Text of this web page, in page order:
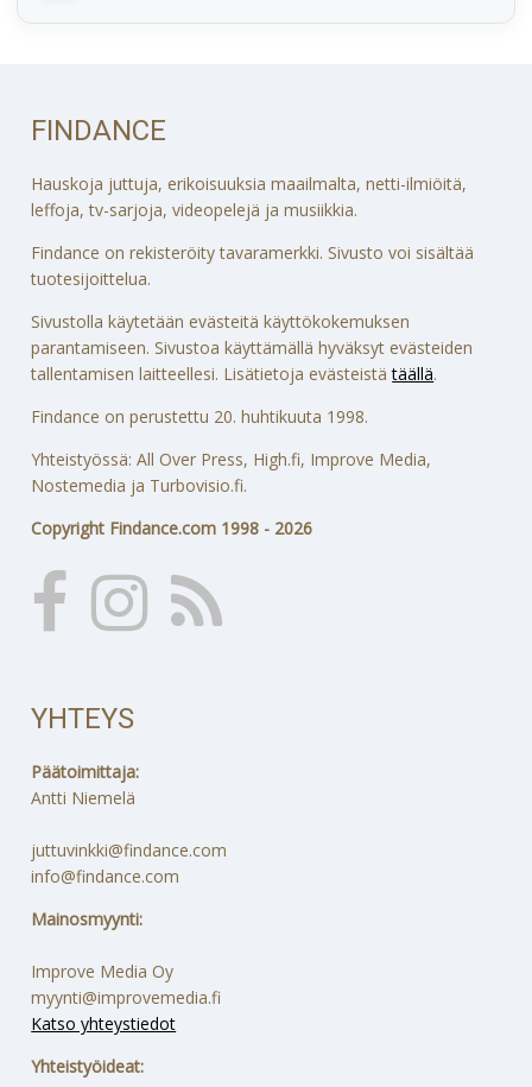
FINDANCE
Hauskoja juttuja, erikoisuuksia maailmalta, netti-ilmiöitä,
leffoja, tv-sarjoja, videopelejä ja musiikkia.
Findance on rekisteröity tavaramerkki. Sivusto voi sisältää
tuotesijoittelua.
Sivustolla käytetään evästeitä käyttökokemuksen
parantamiseen. Sivustoa käyttämällä hyväksyt evästeiden
tallentamisen laitteellesi. Lisätietoja evästeistätäällä.
Findance on perustettu 20. huhtikuuta 1998.
Yhteistyössä: All Over Press, High.fi, Improve Media,
Nostemedia ja Turbovisio.fi.
Copyright Findance.com 1998 - 2026
YHTEYS
Päätoimittaja:
Antti Niemelä
juttuvinkki@findance.com
info@findance.com
Mainosmyynti:
Improve Media Oy
myynti@improvemedia.fi
Katso yhteystiedot
Yhteistyöideat: